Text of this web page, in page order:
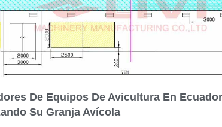
De Equipos De Avicultura En
Su Granja Avícola